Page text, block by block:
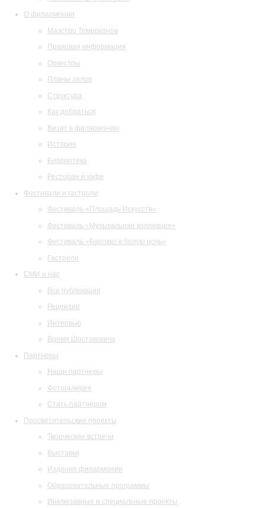
О филармонии
Маэстро Темирканов
Правовая информация
Оркестры
Планы залов
Структура
Как добраться
Визит в филармонию
История
Библиотека
Ресторан и кафе
Фестивали и гастроли
Фестиваль «Площадь Искусств»
Фестиваль «Музыкальная коллекция»
Фестиваль «Барокко в белую ночь»
Гастроли
СМИ о нас
Все публикации
Рецензии
Интервью
Время Шостаковича
Партнеры
Наши партнеры
Фотогалерея
Стать партнером
Просветительские проекты
Творческие встречи
Выставки
Издания филармонии
Образовательные программы
Инклюзивные и специальные проекты